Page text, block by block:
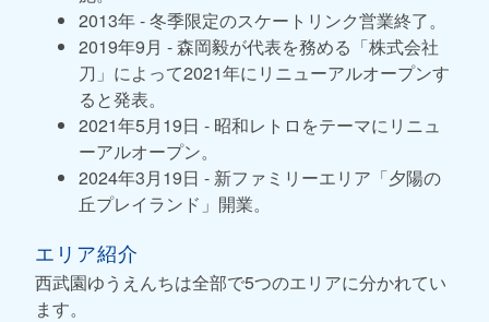
2013年 - 冬季限定のスケートリンク営業終了。
2019年9月 - 森岡毅が代表を務める「株式会社
刀」によって2021年にリニューアルオープンす
ると発表。
2021年5月19日 - 昭和レトロをテーマにリニュ
ーアルオープン。
2024年3月19日 - 新ファミリーエリア「夕陽の
丘プレイランド」開業。
エリア紹介
西武園ゆうえんちは全部で5つのエリアに分かれてい
ます。